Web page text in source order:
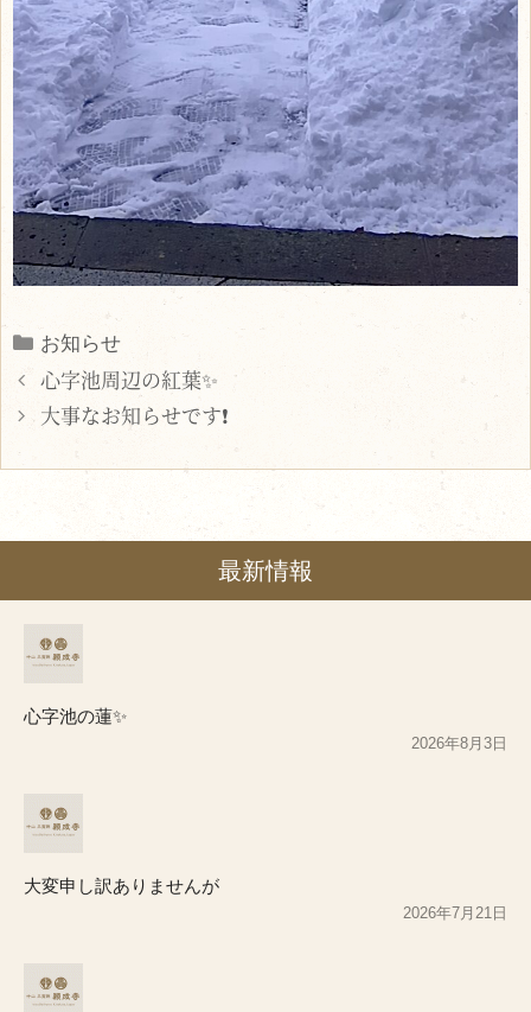
Categories
お知らせ
心字池周辺の紅葉✨
大事なお知らせです❗
最新情報
心字池の蓮✨
2026年8月3日
大変申し訳ありませんが
2026年7月21日